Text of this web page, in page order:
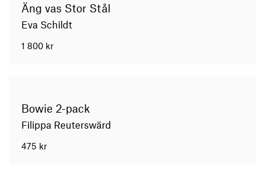
Äng vas Stor Stål
Eva Schildt
1 800 kr
Bowie 2-pack
Filippa Reuterswärd
475 kr